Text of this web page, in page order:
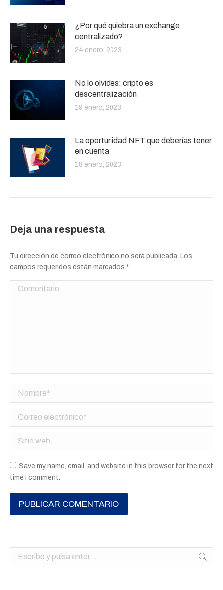
¿Por qué quiebra un exchange
centralizado?
24 enero, 2023
No lo olvides: cripto es
descentralización
19 enero, 2023
La oportunidad NFT que deberías tener
en cuenta
18 enero, 2023
Deja una respuesta
Tu dirección de correo electrónico no será publicada. Los
campos requeridos están marcados *
Comentario
Nombre *
Correo electrónico *
Sitio web
Save my name, email, and website in this browser for the next
time I comment.
PUBLICAR COMENTARIO
Buscar: